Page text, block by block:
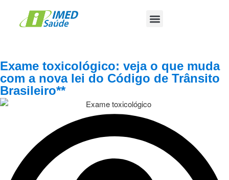
Exame toxicológico: veja o que muda
com a nova lei do Código de Trânsito
Brasileiro**